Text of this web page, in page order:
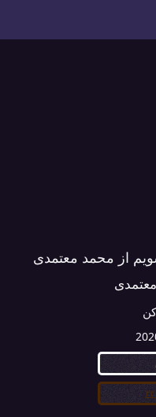
از محمد معتمدی